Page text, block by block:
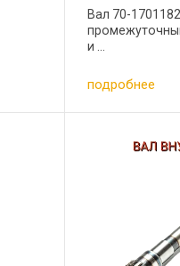
Вал 70-
и ...
подробнее